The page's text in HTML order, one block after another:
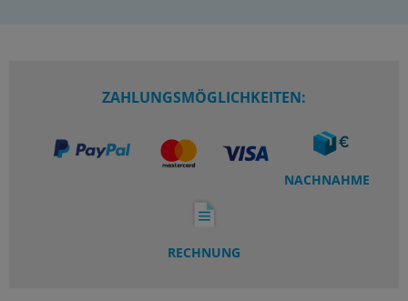
ZAHLUNGSMÖGLICHKEITEN:
NACHNAHME
RECHNUNG